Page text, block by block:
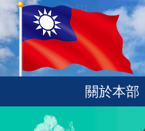
跳到主要內容區塊
:::
關於本部